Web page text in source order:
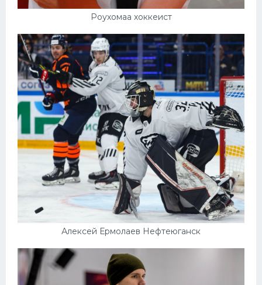
Роухомаа хоккеист
Алексей Ермолаев Нефтеюганск